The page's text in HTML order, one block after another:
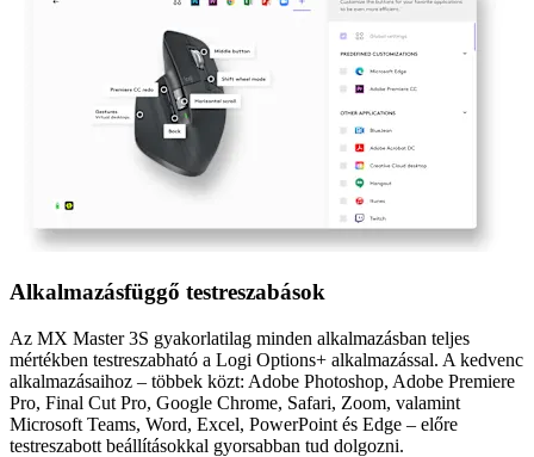
Alkalmazásfüggő testreszabások
Az MX Master 3S gyakorlatilag minden alkalmazásban teljes
mértékben testreszabható a Logi Options+ alkalmazással. A kedvenc
alkalmazásaihoz – többek közt: Adobe Photoshop, Adobe Premiere
Pro, Final Cut Pro, Google Chrome, Safari, Zoom, valamint
Microsoft Teams, Word, Excel, PowerPoint és Edge – előre
testreszabott beállításokkal gyorsabban tud dolgozni.